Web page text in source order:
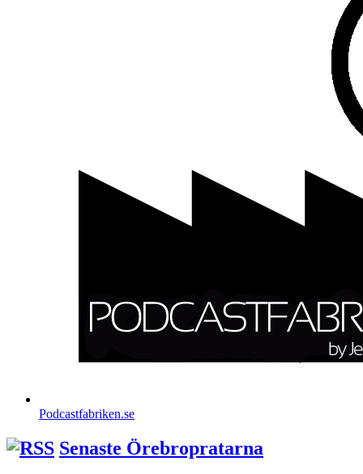
Podcastfabriken.se
Senaste Örebropratarna